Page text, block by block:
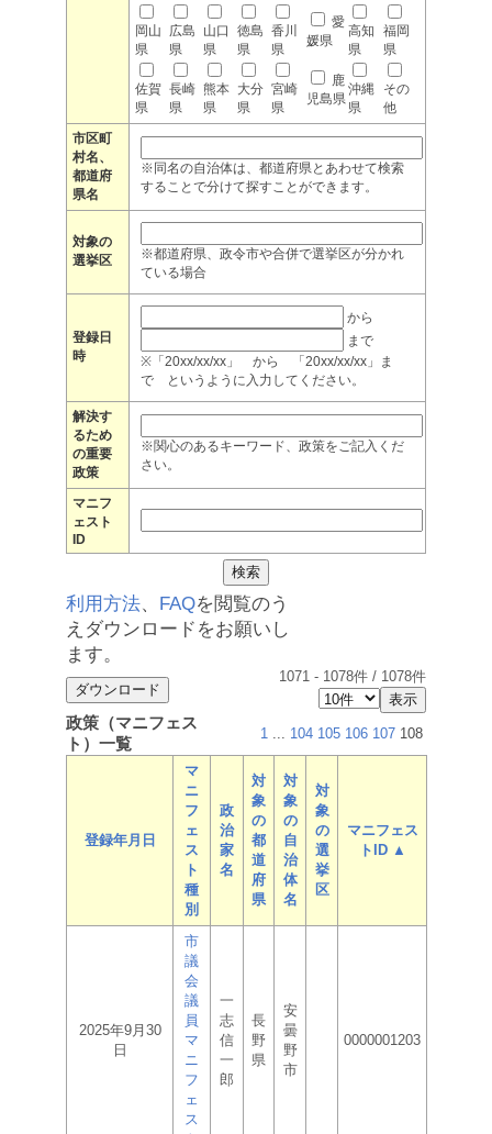
岡山
県
広島
県
山口
県
徳島
県
香川
県
愛
媛県
高知
県
福岡
県
佐賀
県
長崎
県
熊本
県
大分
県
宮崎
県
鹿
児島県
沖縄
県
その
他
市区町
村名、
都道府
県名
※同名の自治体は、都道府県とあわせて検索
することで分けて探すことができます。
対象の
選挙区
※都道府県、政令市や合併で選挙区が分かれ
ている場合
登録日
時
から
まで
※「20xx/xx/xx」 から 「20xx/xx/xx」ま
で というように入力してください。
解決す
るため
の重要
政策
※関心のあるキーワード、政策をご記入くだ
さい。
マニフ
ェスト
ID
利用方法、 FAQを閲覧のう
えダウンロードをお願いし
ます。
1071 - 1078件 / 1078件
政策（マニフェス
ト）一覧
1 ... 104 105 106 107 108
登録年月日
マ
ニ
フ
ェ
ス
ト
種
別
政
治
家
名
対
象
の
都
道
府
県
対
象
の
自
治
体
名
対
象
の
選
挙
区
マニフェス
トID ▲
2025年9月30
日
市
議
会
議
員
マ
ニ
フ
ェ
ス
一
志
信
一
郎
長
野
県
安
曇
野
市
0000001203